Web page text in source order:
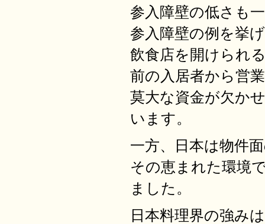
参入障壁の低さも
参入障壁の例を挙
飲食店を開けられ
前の入居者から営
莫大な資金が欠か
います。
一方、日本は物件
その恵まれた環境
ました。
日本料理界の強み